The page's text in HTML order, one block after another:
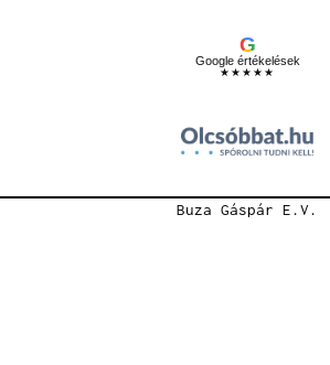
G
Google értékelések
★★★★★
Buza Gáspár E.V.